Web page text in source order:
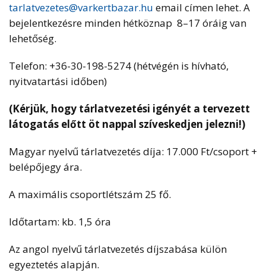
tarlatvezetes@varkertbazar.hu email címen lehet. A
bejelentkezésre minden hétköznap 8–17 óráig van
lehetőség.
Telefon: +36-30-198-5274 (hétvégén is hívható,
nyitvatartási időben)
(Kérjük, hogy tárlatvezetési igényét a tervezett
látogatás előtt öt nappal szíveskedjen jelezni!)
Magyar nyelvű tárlatvezetés díja: 17.000 Ft/csoport +
belépőjegy ára.
A maximális csoportlétszám 25 fő.
Időtartam: kb. 1,5 óra
Az angol nyelvű tárlatvezetés díjszabása külön
egyeztetés alapján.